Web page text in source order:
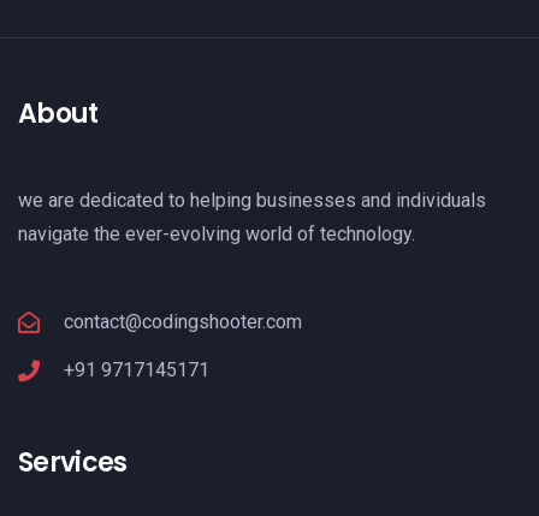
About
we are dedicated to helping businesses and individuals
navigate the ever-evolving world of technology.
contact@codingshooter.com
+91 9717145171
Services